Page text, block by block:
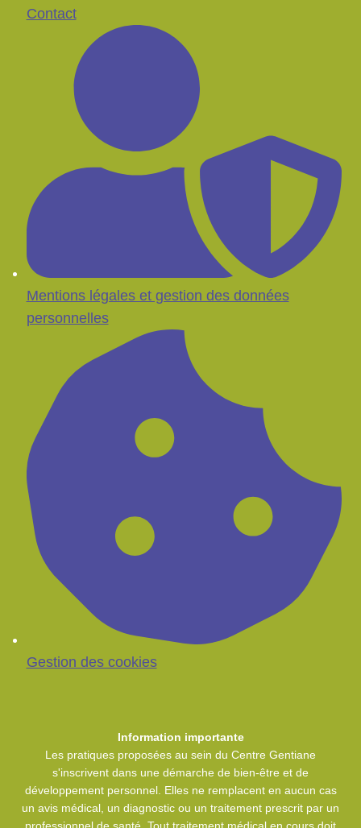
Contact
Mentions légales et gestion des données
personnelles
Gestion des cookies
Information importante
Les pratiques proposées au sein du Centre Gentiane
s'inscrivent dans une démarche de bien-être et de
développement personnel. Elles ne remplacent en aucun cas
un avis médical, un diagnostic ou un traitement prescrit par un